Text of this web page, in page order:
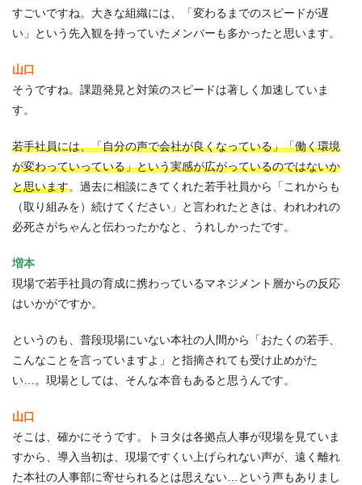
すごいですね。大きな組織には、「変わるまでのスピードが遅
い」という先入観を持っていたメンバーも多かったと思います。
山口
そうですね。課題発見と対策のスピードは著しく加速していま
す。
若手社員には、「自分の声で会社が良くなっている」「働く環境
が変わっていっている」という実感が広がっているのではないか
と思います。過去に相談にきてくれた若手社員から「これからも
（取り組みを）続けてください」と言われたときは、われわれの
必死さがちゃんと伝わったかなと、うれしかったです。
増本
現場で若手社員の育成に携わっているマネジメント層からの反応
はいかがですか。
というのも、普段現場にいない本社の人間から「おたくの若手、
こんなことを言っていますよ」と指摘されても受け止めがた
い…。現場としては、そんな本音もあると思うんです。
山口
そこは、確かにそうです。トヨタは各拠点人事が現場を見ていま
すから、導入当初は、現場ですくい上げられない声が、遠く離れ
た本社の人事部に寄せられるとは思えない…という声もありまし